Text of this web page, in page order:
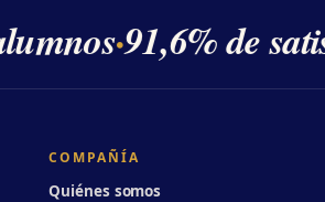
·91,6% de
COMPAÑÍA
Quiénes somos